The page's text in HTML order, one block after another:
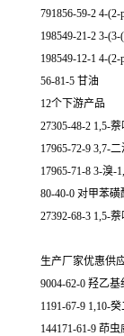
791856-59-2 4-(2-
198549-21-2 3-
198549-12-1 4-
56-81-5 甘油
12个下游产品
27305-48-2 1,5-
17965-72-9 3,7-
17965-71-8 3-溴-
80-40-0 对甲苯磺
27392-68-3 1,5-
生产厂家优惠供
9004-62-0 羟乙
1191-67-9 1,10-
144171-61-9 茚虫